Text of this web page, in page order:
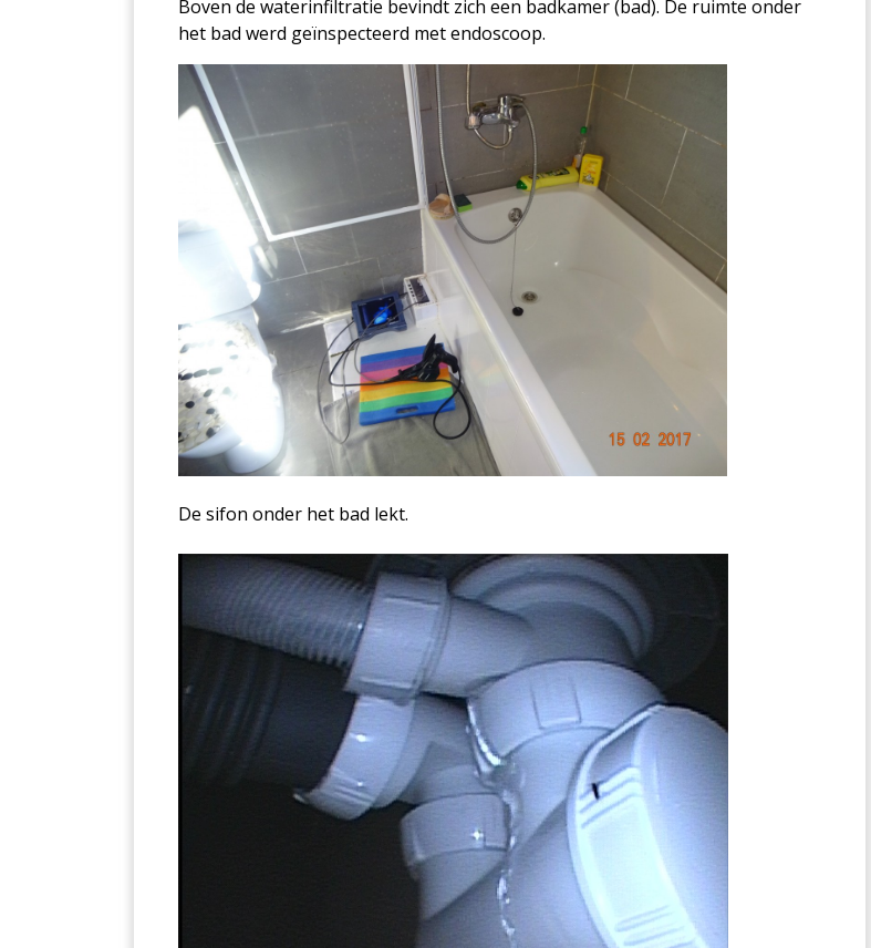
Boven de waterinfiltratie bevindt zich een badkamer (bad). De ruimte onder
het bad werd geïnspecteerd met endoscoop.
De sifon onder het bad lekt.